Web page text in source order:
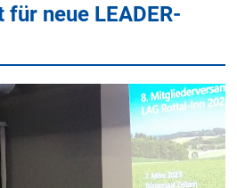
neue LEADER-